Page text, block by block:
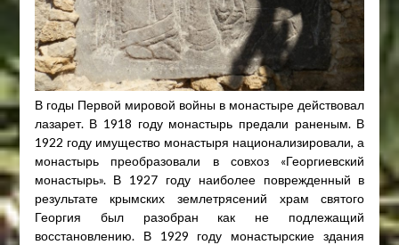
В годы Первой мировой войны в монастыре действовал
лазарет. В 1918 году монастырь предали раненым. В
1922 году имущество монастыря национализировали, а
монастырь преобразовали в совхоз «Георгиевский
монастырь». В 1927 году наиболее поврежденный в
результате крымских землетрясений храм святого
Георгия был разобран как не подлежащий
восстановлению. В 1929 году монастырские здания